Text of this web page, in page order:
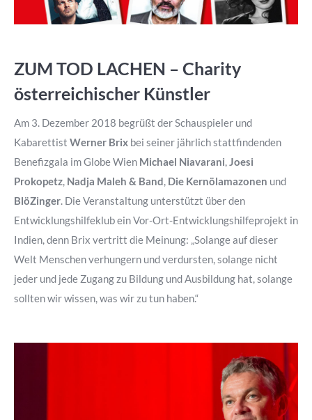
ZUM TOD LACHEN – Charity
österreichischer Künstler
Am 3. Dezember 2018 begrüßt der Schauspieler und
Kabarettist Werner Brix bei seiner jährlich stattfindenden
Benefizgala im Globe Wien Michael Niavarani,Joesi
Prokopetz, Nadja Maleh & Band, Die Kernölamazonen und
BlöZinger. Die Veranstaltung unterstützt über den
Entwicklungshilfeklub ein Vor-Ort-Entwicklungshilfeprojekt in
Indien, denn Brix vertritt die Meinung: „Solange auf dieser
Welt Menschen verhungern und verdursten, solange nicht
jeder und jede Zugang zu Bildung und Ausbildung hat, solange
sollten wir wissen, was wir zu tun haben.“